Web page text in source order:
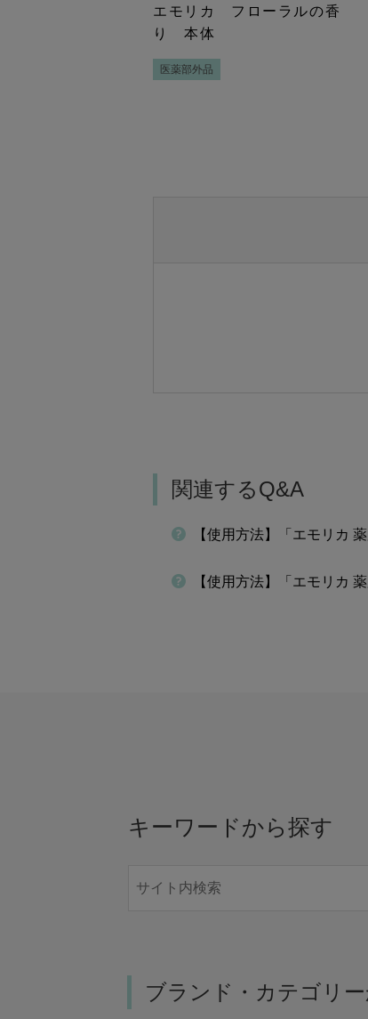
エモリカ フローラルの香
り 本体
医薬部外品
関連するQ&A
【使用方法】「エモリカ
【使用方法】「エモリカ
キーワードから探す
ブランド・カテゴリ